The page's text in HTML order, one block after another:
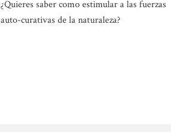
¿Quieres saber como estimular a las fuerzas
auto-curativas de la naturaleza?